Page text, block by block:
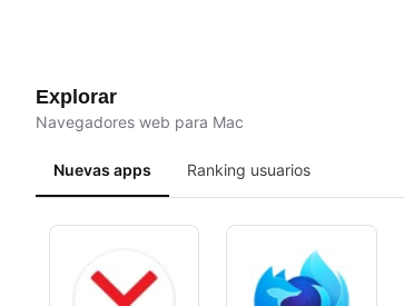
Explorar
Navegadores web para Mac
Nuevas apps Ranking usuarios